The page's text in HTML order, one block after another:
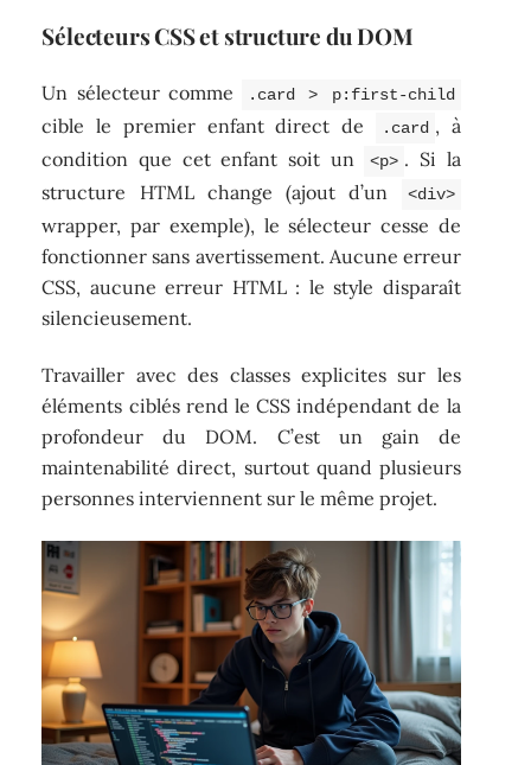
Sélecteurs CSS et structure du DOM
Un sélecteur comme .card > p:first-child
cible le premier enfant direct de .card , à
condition que cet enfant soit un
<p> . Si la
structure HTML change (ajout d’un
<div>
wrapper, par exemple), le sélecteur cesse de
fonctionner sans avertissement. Aucune erreur
CSS, aucune erreur HTML : le style disparaît
silencieusement.
Travailler avec des classes explicites sur les
éléments ciblés rend le CSS indépendant de la
profondeur du DOM. C’est un gain de
maintenabilité direct, surtout quand plusieurs
personnes interviennent sur le même projet.